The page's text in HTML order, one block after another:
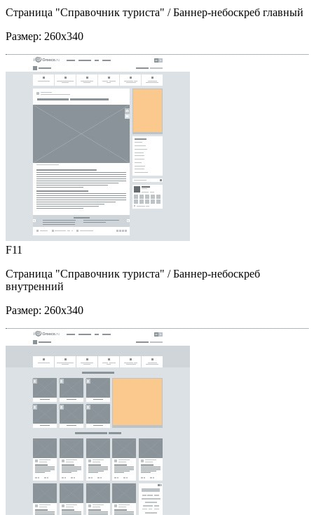
Страница "Справочник туриста" / Баннер-небоскреб главный
Размер: 260x340
F11
Страница "Справочник туриста" / Баннер-небоскреб
внутренний
Размер: 260x340